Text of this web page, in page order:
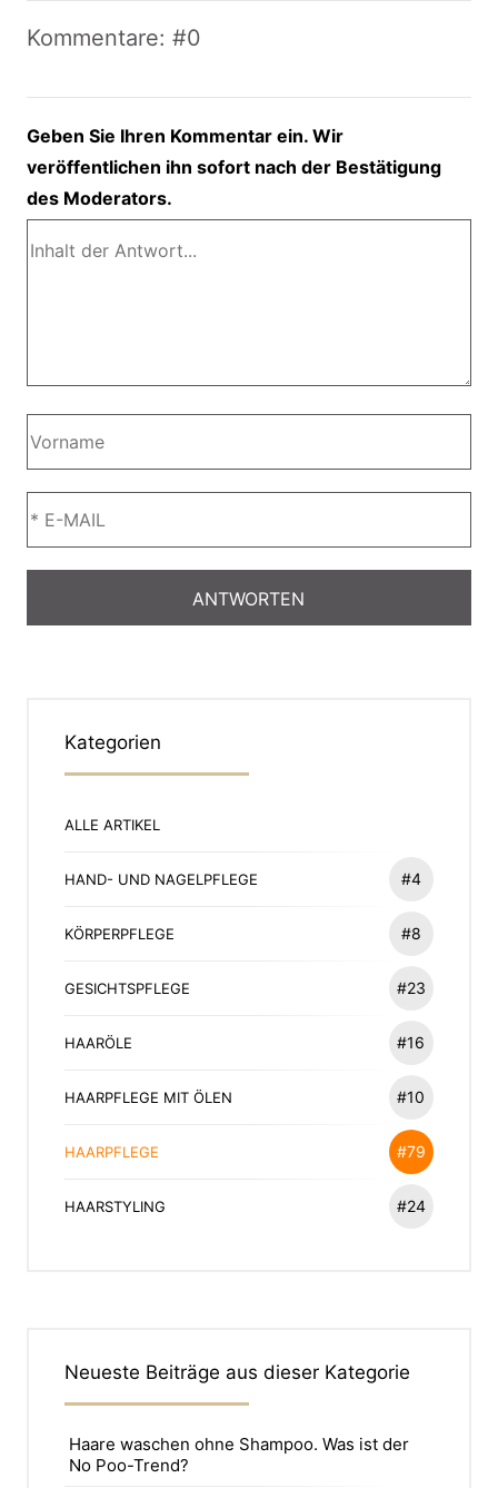
Kommentare: #0
Geben Sie Ihren Kommentar ein. Wir
veröffentlichen ihn sofort nach der Bestätigung
des Moderators.
Kategorien
ALLE ARTIKEL
HAND- UND NAGELPFLEGE #4
KÖRPERPFLEGE #8
GESICHTSPFLEGE #23
HAARÖLE #16
HAARPFLEGE MIT ÖLEN #10
HAARPFLEGE #79
HAARSTYLING #24
Neueste Beiträge aus dieser Kategorie
Haare waschen ohne Shampoo. Was ist der
No Poo-Trend?